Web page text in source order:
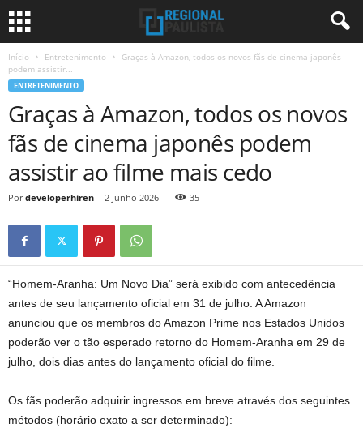
Início Entretenimento
Graças à Amazon, todos os novos fãs de cinema japonês
podem assistir...
ENTRETENIMENTO
Graças à Amazon, todos os novos
fãs de cinema japonês podem
assistir ao filme mais cedo
Por developerhiren - 2 Junho 2026 35
“Homem-Aranha: Um Novo Dia” será exibido com antecedência
antes de seu lançamento oficial em 31 de julho. A Amazon
anunciou que os membros do Amazon Prime nos Estados Unidos
poderão ver o tão esperado retorno do Homem-Aranha em 29 de
julho, dois dias antes do lançamento oficial do filme.
Os fãs poderão adquirir ingressos em breve através dos seguintes
métodos (horário exato a ser determinado):